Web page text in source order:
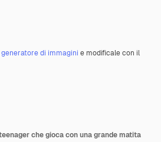
generatore di immagini e modificale con il
che gioca con una grande matita